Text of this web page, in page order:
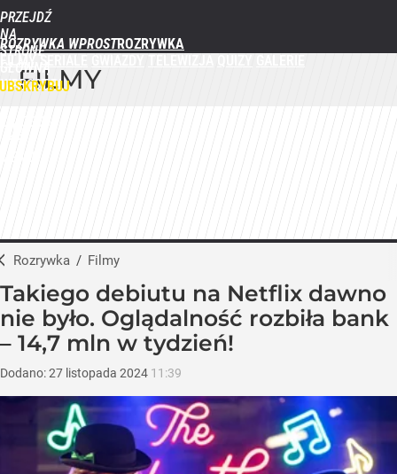
PRZEJDŹ
NA
STRONĘ
GŁÓWNĄ
WPROST.PL
ROZRYWKA WPROST
FILMY
Rozrywka / Filmy
Takiego debiutu na Netflix dawno
nie było. Oglądalność rozbiła bank
– 14,7 mln w tydzień!
Dodano:27 listopada 2024 11:39